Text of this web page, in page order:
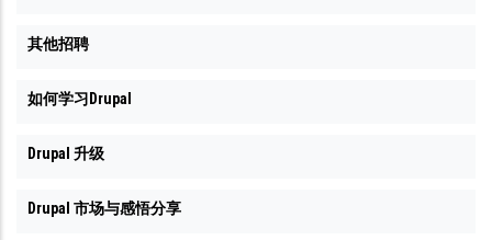
其他招聘
如何学习Drupal
Drupal 升级
Drupal 市场与感悟分享